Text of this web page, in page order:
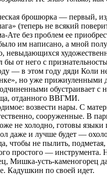
брошюрка — первый,
(теперь не всякий
Ате без проблем ее
им написано, а мной
невыдающихся
бы от него с
— в этом году дяди Коли
но уже прижиуленными
обустраивает
отданного ВВГМИ.
возвести нары. С
сооруженные. В
не холодно, готовы языки
даже и лучше будет —
чтобы не пылить,
простого —
Мишка-усть-каменогорец
Кадушкин по своей идет.